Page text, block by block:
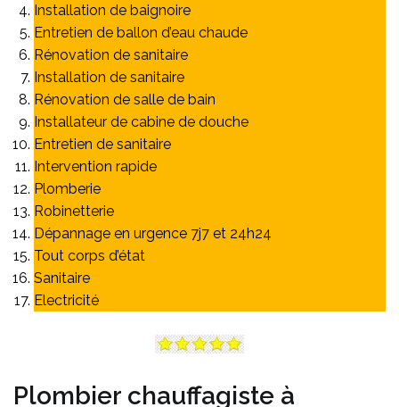
Installation de baignoire
Entretien de ballon d’eau chaude
Rénovation de sanitaire
Installation de sanitaire
Rénovation de salle de bain
Installateur de cabine de douche
Entretien de sanitaire
Intervention rapide
Plomberie
Robinetterie
Dépannage en urgence 7j7 et 24h24
Tout corps d’état
Sanitaire
Electricité
Plombier chauffagiste à